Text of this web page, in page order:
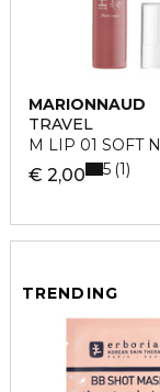
MARIONNAUD
TRAVEL
M LIP 01 SOFT
€ 2,00 5 1
TRENDING